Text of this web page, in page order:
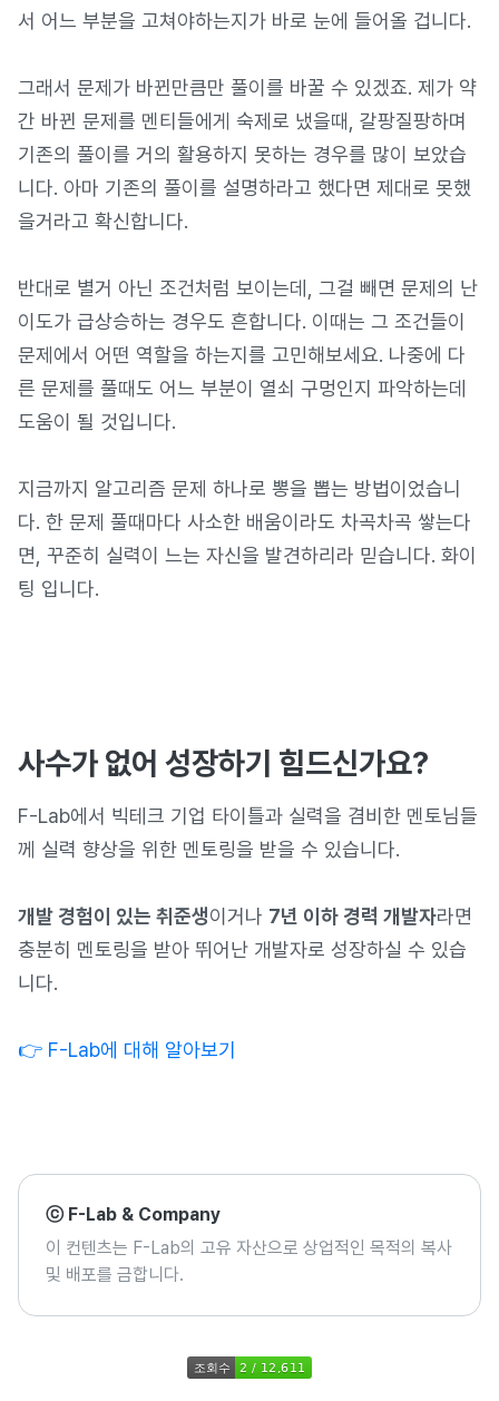
서 어느 부분을 고쳐야하는지가 바로 눈에 들어올 겁니다.
그래서 문제가 바뀐만큼만 풀이를 바꿀 수 있겠죠. 제가 약
간 바뀐 문제를 멘티들에게 숙제로 냈을때, 갈팡질팡하며
기존의 풀이를 거의 활용하지 못하는 경우를 많이 보았습
니다. 아마 기존의 풀이를 설명하라고 했다면 제대로 못했
을거라고 확신합니다.
반대로 별거 아닌 조건처럼 보이는데, 그걸 빼면 문제의 난
이도가 급상승하는 경우도 흔합니다. 이때는 그 조건들이
문제에서 어떤 역할을 하는지를 고민해보세요. 나중에 다
른 문제를 풀때도 어느 부분이 열쇠 구멍인지 파악하는데
도움이 될 것입니다.
지금까지 알고리즘 문제 하나로 뽕을 뽑는 방법이었습니
다. 한 문제 풀때마다 사소한 배움이라도 차곡차곡 쌓는다
면, 꾸준히 실력이 느는 자신을 발견하리라 믿습니다. 화이
팅 입니다.
사수가 없어 성장하기 힘드신가요?
F-Lab에서 빅테크 기업 타이틀과 실력을 겸비한 멘토님들
께 실력 향상을 위한 멘토링을 받을 수 있습니다.
개발 경험이 있는 취준생이거나 7년 이하 경력 개발자라면
충분히 멘토링을 받아 뛰어난 개발자로 성장하실 수 있습
니다.
👉 F-Lab에 대해 알아보기
ⓒ F-Lab & Company
이 컨텐츠는 F-Lab의 고유 자산으로 상업적인 목적의 복사
및 배포를 금합니다.